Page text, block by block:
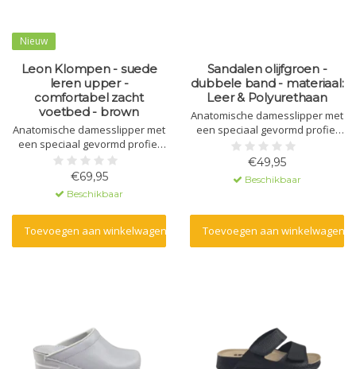
Nieuw
Leon Klompen - suede
leren upper -
comfortabel zacht
voetbed - brown
Anatomische damesslipper met
een speciaal gevormd profiel
en massagegel. Gemaakt van
natuurlijk materiaal - leer - en
een polyurethaan zool.
€69,95
Beschikbaar
Toevoegen aan winkelwagen
Sandalen olijfgroen -
dubbele band - materiaal:
Leer & Polyurethaan
Anatomische damesslipper met
een speciaal gevormd profiel
en massagegel. Gemaakt van
natuurlijk materiaal - leer - en
een polyurethaan zool.
€49,95
Beschikbaar
Toevoegen aan winkelwagen